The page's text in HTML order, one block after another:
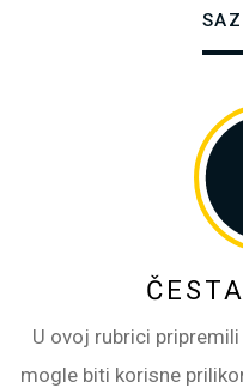
U ovoj rubrici
mogle biti korisne